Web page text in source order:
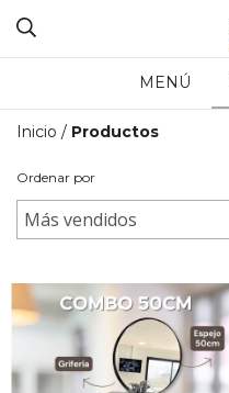
MENÚ
Inicio / Productos
Ordenar por